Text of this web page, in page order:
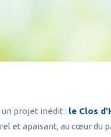
un projet inédit : le Clos
et apaisant, au cœur du